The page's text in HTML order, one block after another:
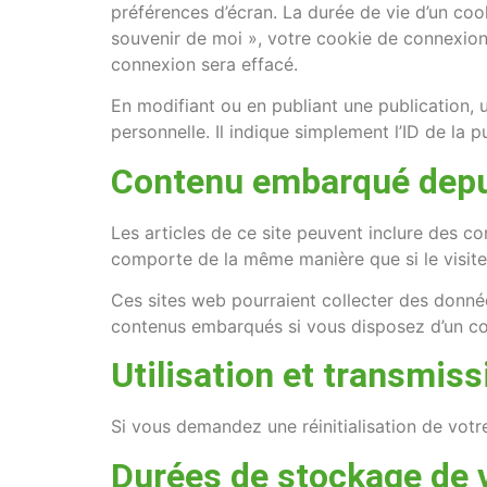
préférences d’écran. La durée de vie d’un
souvenir de moi », votre cookie de
connexion sera effacé.
En modifiant ou en publiant une publication,
personnelle. Il indique simplement l’ID de la
Contenu embarqué
Les articles de ce site peuvent inclure des
comporte de la même manière que si le
Ces sites web pourraient collecter des
contenus embarqués si vous disposez d’un
Utilisation et
Si vous demandez une réinitialisation de
Durées de stockage de